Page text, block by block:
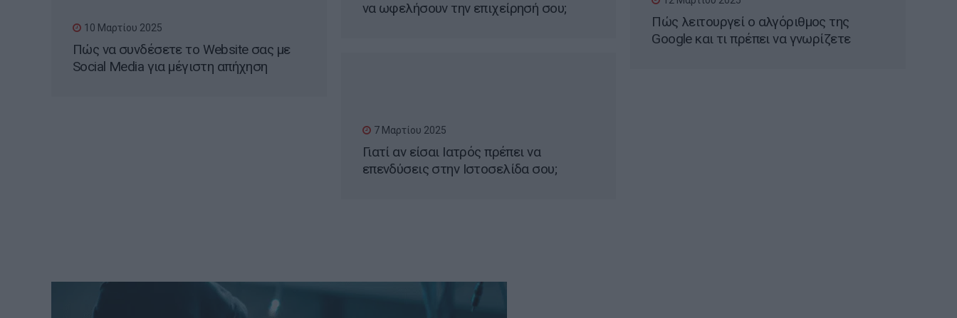
να ωφελήσουν την επιχείρησή σου;
Πώς λειτουργεί ο αλγόριθμος της
Google και τι πρέπει να γνωρίζετε
10 Μαρτίου 2025
Πώς να συνδέσετε το Website σας με
Social Media για μέγιστη απήχηση
7 Μαρτίου 2025
Γιατί αν είσαι Ιατρός πρέπει να
επενδύσεις στην Ιστοσελίδα σου;